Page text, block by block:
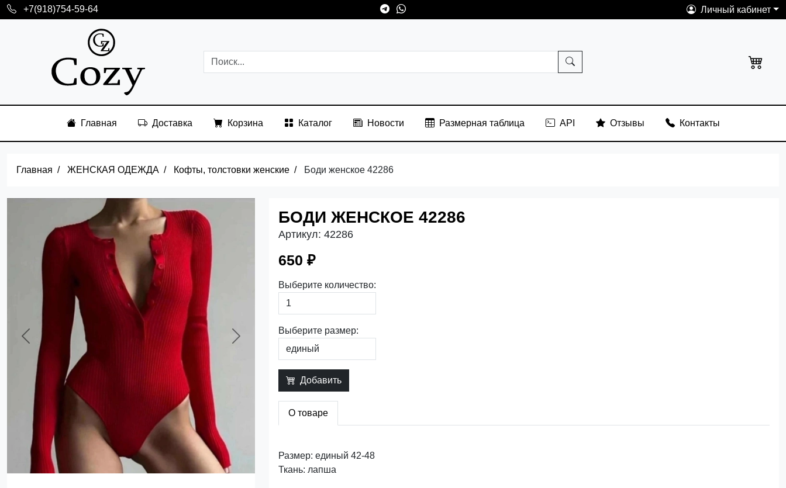
+7(918)754-59-64 Личный кабинет
Главная Доставка Корзина Каталог Новости Размерная таблица API Отзывы Контакты
Главная ЖЕНСКАЯ ОДЕЖДА Кофты, толстовки женские Боди женское 42286
Previous Next
БОДИ ЖЕНСКОЕ 42286
Артикул: 42286
650 ₽
Выберите количество:
Выберите размер:
Добавить
О товаре
Размер: единый 42-48
Ткань: лапша